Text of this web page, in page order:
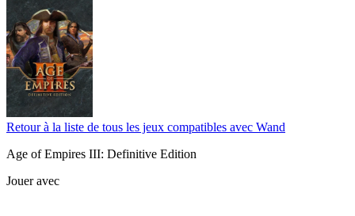
Retour à la liste de tous les jeux compatibles avec Wand
Age of Empires III: Definitive Edition
Jouer avec